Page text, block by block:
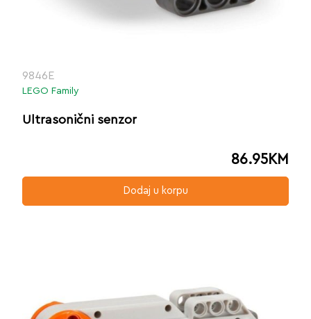
9846E
LEGO Family
Ultrasonični senzor
86.95KM
Dodaj u korpu